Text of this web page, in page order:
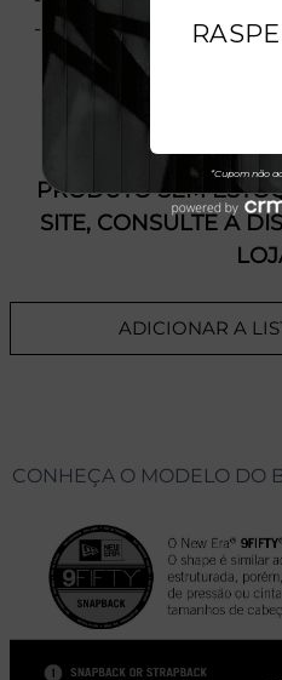
- Licença Oficial
PRODUTO SEM
SITE, CONSULTE A
ADICIONAR A
CONHEÇA O MODELO DO